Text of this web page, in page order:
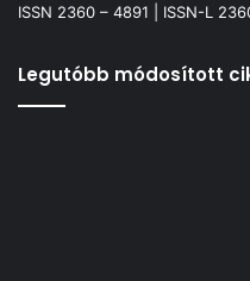
ISSN 2360 – 4891 | ISSN-L
Legutóbb módosított